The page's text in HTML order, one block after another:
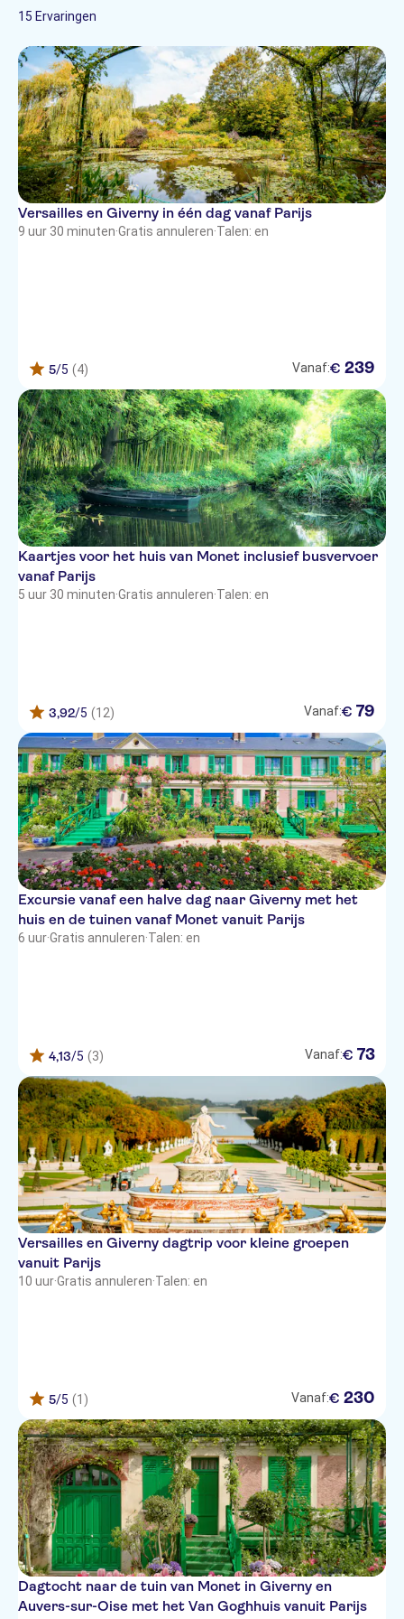
E-Voucher
Italiaans
Koreaans
Portugees
Russisch
Chinees
15 Ervaringen
Versailles en Giverny in één dag vanaf Parijs
9 uur 30 minuten·Gratis annuleren·Talen: en
5/5 (4) Vanaf:€ 239
Kaartjes voor het huis van Monet inclusief busvervoer
vanaf Parijs
5 uur 30 minuten·Gratis annuleren·Talen: en
3,92/5 (12) Vanaf:€ 79
Excursie vanaf een halve dag naar Giverny met het
huis en de tuinen vanaf Monet vanuit Parijs
6 uur·Gratis annuleren·Talen: en
4,13/5 (3) Vanaf:€ 73
Versailles en Giverny dagtrip voor kleine groepen
vanuit Parijs
10 uur·Gratis annuleren·Talen: en
5/5 (1) Vanaf:€ 230
Dagtocht naar de tuin van Monet in Giverny en
Auvers-sur-Oise met het Van Goghhuis vanuit Parijs